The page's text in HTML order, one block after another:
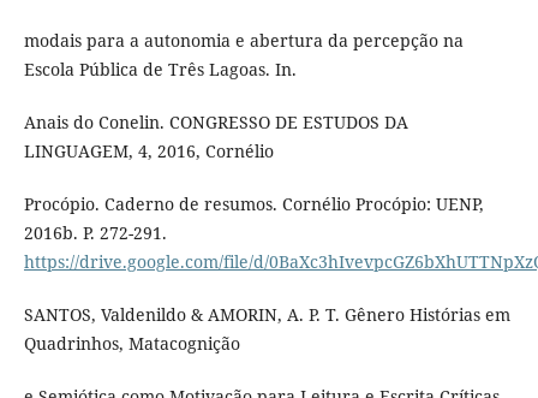
modais para a autonomia e abertura da percepção na
Escola Pública de Três Lagoas. In.
Anais do Conelin. CONGRESSO DE ESTUDOS DA
LINGUAGEM, 4, 2016, Cornélio
Procópio. Caderno de resumos. Cornélio Procópio: UENP,
2016b. P. 272-291.
https://drive.google.com/file/d/
SANTOS, Valdenildo & AMORIN, A. P. T. Gênero Histórias em
Quadrinhos, Matacognição